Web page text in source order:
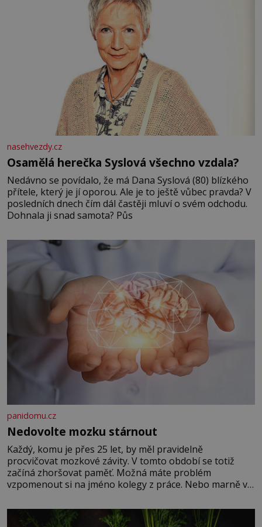
nasehvezdy.cz
Osamělá herečka Syslová všechno vzdala?
Nedávno se povídalo, že má Dana Syslová (80) blízkého
přítele, který je jí oporou. Ale je to ještě vůbec pravda? V
posledních dnech čím dál častěji mluví o svém odchodu.
Dohnala ji snad samota? Půs
panidomu.cz
Nedovolte mozku stárnout
Každý, komu je přes 25 let, by měl pravidelně
procvičovat mozkové závity. V tomto období se totiž
začíná zhoršovat paměť. Možná máte problém
vzpomenout si na jméno kolegy z práce. Nebo marně v
Je to opravdu tak, s věkem jako kdyby se paměť
rozhodla stávkovat. Cvičte